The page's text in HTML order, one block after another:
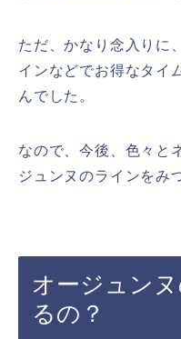
ただ、かなり念入りに
インなどでお得なタイ
んでした。
なので、今後、色々と
ジュンヌのラインをみ
オージュン
るの？